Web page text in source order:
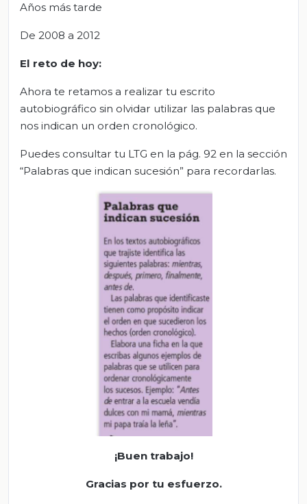
Años más tarde
De 2008 a 2012
El reto de hoy:
Ahora te retamos a realizar tu escrito
autobiográfico sin olvidar utilizar las palabras que
nos indican un orden cronológico.
Puedes consultar tu LTG en la pág. 92 en la sección
“Palabras que indican sucesión” para recordarlas.
¡Buen trabajo!
Gracias por tu esfuerzo.